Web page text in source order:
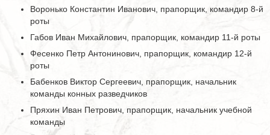
Воронько Константин Иванович, прапорщик, командир 8-й
роты
Габов Иван Михайлович, прапорщик, командир 11-й роты
Фесенко Петр Антонинович, прапорщик, командир 12-й
роты
Бабенков Виктор Сергеевич, прапорщик, начальник
команды конных разведчиков
Пряхин Иван Петрович, прапорщик, начальник учебной
команды